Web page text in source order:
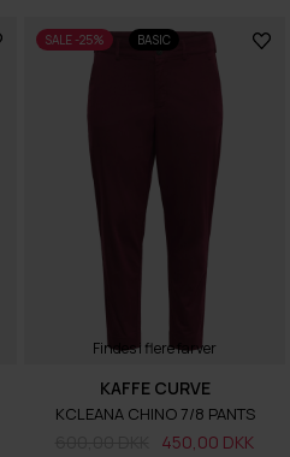
SALE -25% BASIC
Findes i flere farver
KAFFE CURVE
KCLEANA CHINO 7/8 PANTS
450,00 DKK